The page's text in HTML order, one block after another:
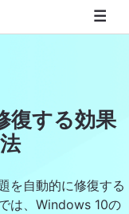
復する効果
を自動的に修復する
は、Windows 10の